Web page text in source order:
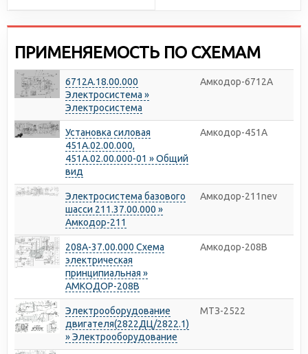
ПРИМЕНЯЕМОСТЬ ПО СХЕМАМ
6712А.18.00.000
Электросистема »
Электросистема
Амкодор-6712А
Установка силовая
451A.02.00.000,
451A.02.00.000-01 » Общий
вид
Амкодор-451A
Электросистема базового
шасси 211.37.00.000 »
Амкодор-211
Амкодор-211nev
208А-37.00.000 Схема
электрическая
принципиальная »
АМКОДОР-208В
Амкодор-208В
Электрооборудование
двигателя(2822ДЦ/2822.1)
» Электрооборудование
МТЗ-2522